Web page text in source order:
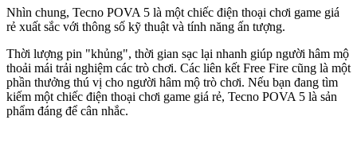
Nhìn chung, Tecno POVA 5 là một chiếc điện thoại chơi game giá
rẻ xuất sắc với thông số kỹ thuật và tính năng ấn tượng.
Thời lượng pin "khủng", thời gian sạc lại nhanh giúp người hâm mộ
thoải mái trải nghiệm các trò chơi. Các liên kết Free Fire cũng là một
phần thưởng thú vị cho người hâm mộ trò chơi. Nếu bạn đang tìm
kiếm một chiếc điện thoại chơi game giá rẻ, Tecno POVA 5 là sản
phẩm đáng để cân nhắc.